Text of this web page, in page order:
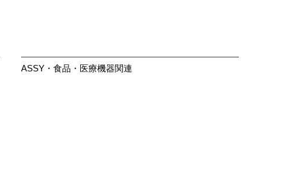
ASSY・食品・医療機器関連